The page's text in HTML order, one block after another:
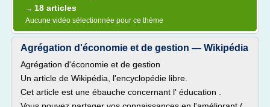
→ 18 articles
Aucune vidéo sélectionnée pour ce thème
Agrégation d'économie et de gestion — Wikipédia
Agrégation d'économie et de gestion
Un article de Wikipédia, l'encyclopédie libre.
Cet article est une ébauche concernant l' éducation .